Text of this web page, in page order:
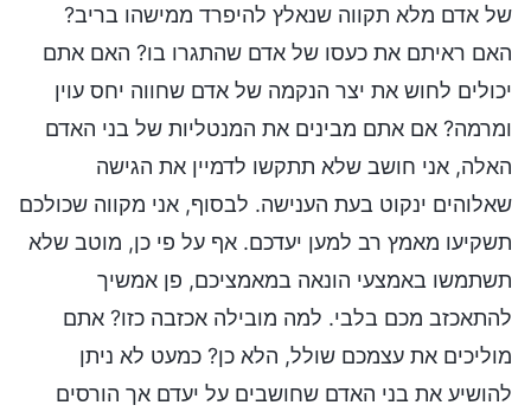
של אדם מלא תקווה שנאלץ להיפרד ממישהו בריב?
האם ראיתם את כעסו של אדם שהתגרו בו? האם אתם
יכולים לחוש את יצר הנקמה של אדם שחווה יחס עוין
ומרמה? אם אתם מבינים את המנטליות של בני האדם
האלה, אני חושב שלא תתקשו לדמיין את הגישה
שאלוהים ינקוט בעת הענישה. לבסוף, אני מקווה שכולכם
תשקיעו מאמץ רב למען יעדכם. אף על פי כן, מוטב שלא
תשתמשו באמצעי הונאה במאמציכם, פן אמשיך
להתאכזב מכם בלבי. למה מובילה אכזבה כזו? אתם
מוליכים את עצמכם שולל, הלא כן? כמעט לא ניתן
להושיע את בני האדם שחושבים על יעדם אך הורסים